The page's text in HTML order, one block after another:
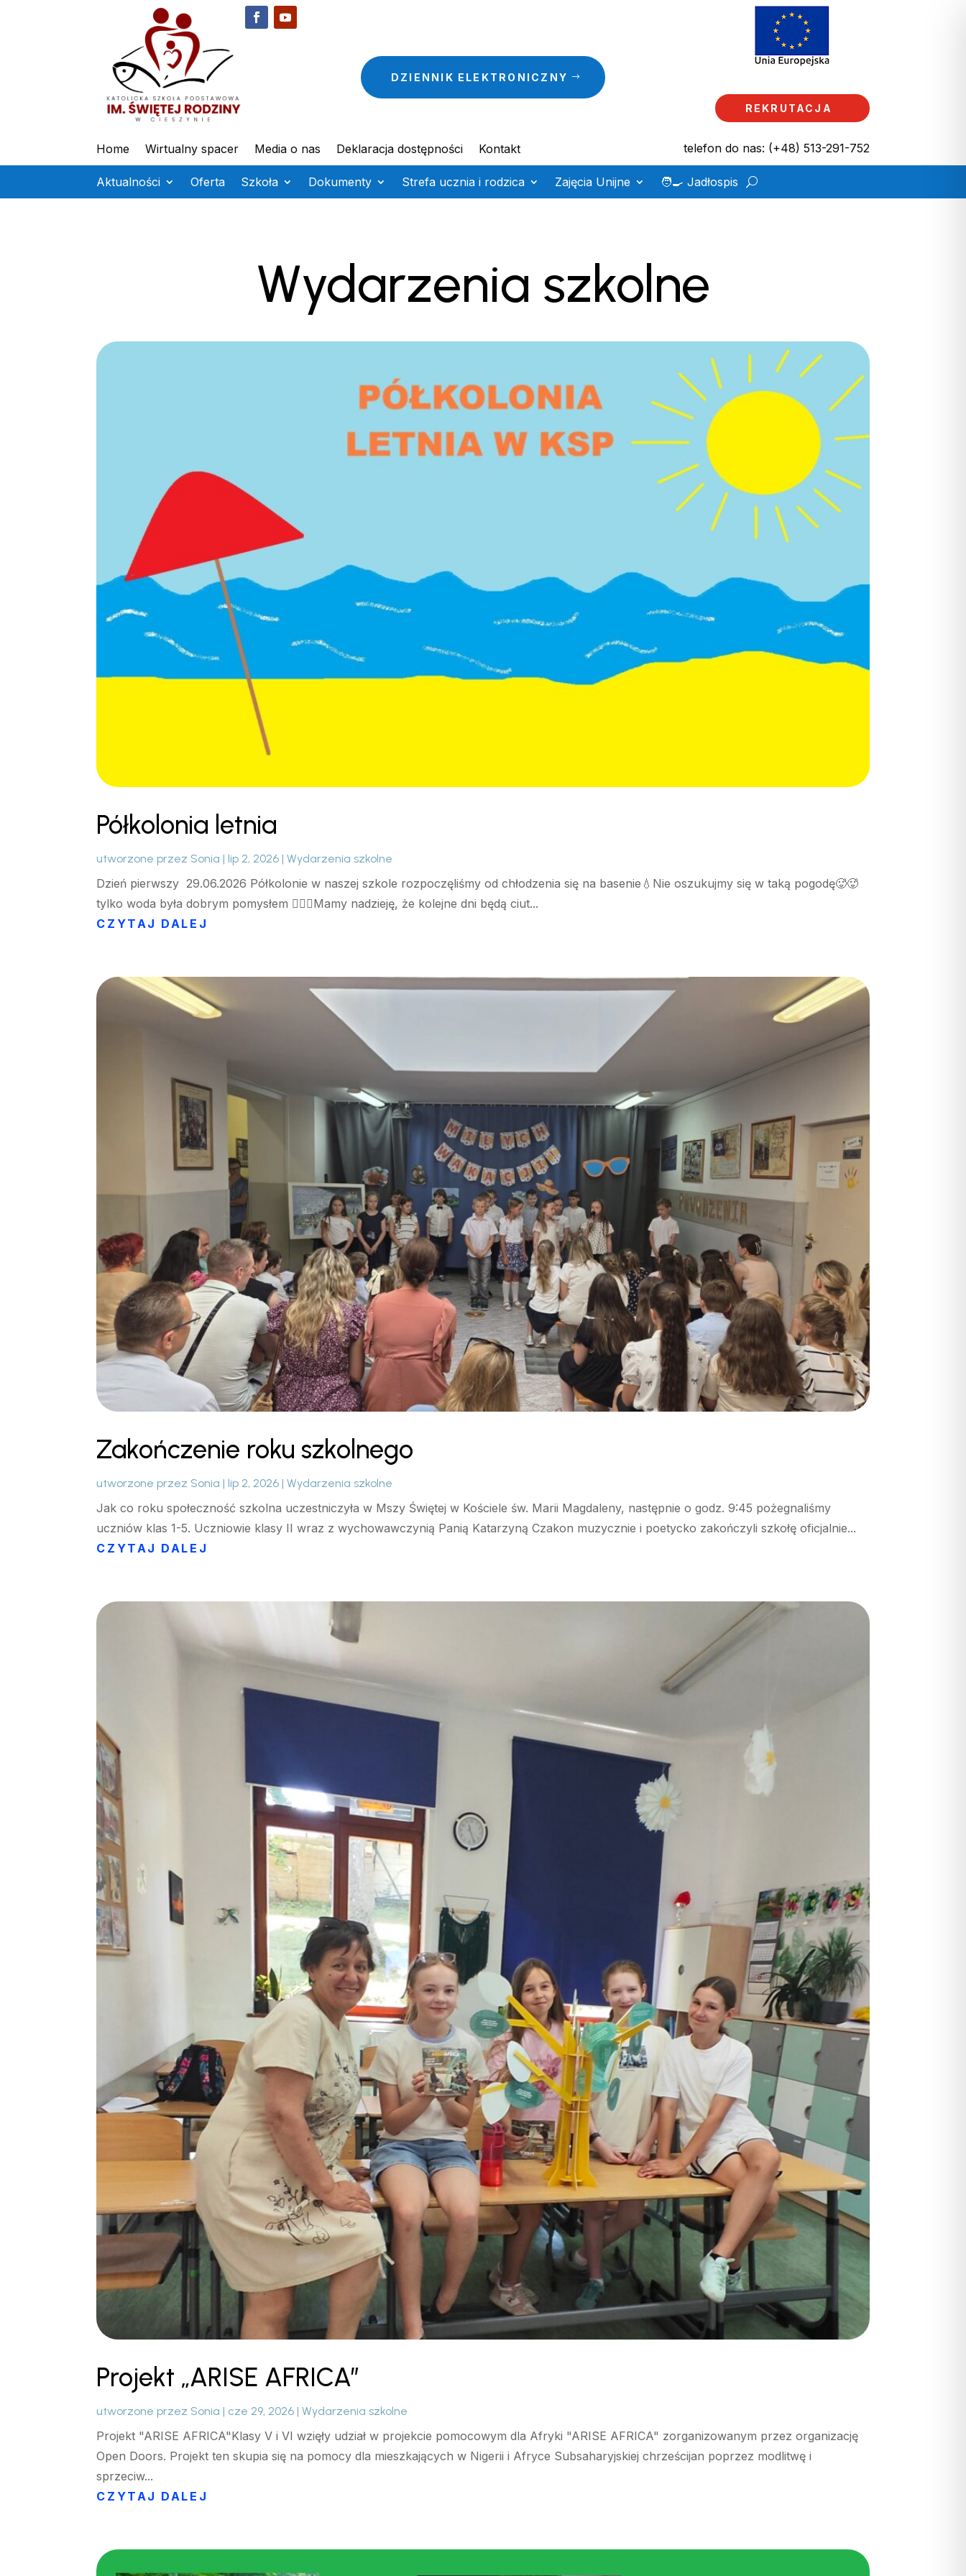
DZIENNIK ELEKTRONICZNY
REKRUTACJA
Home Wirtualny spacer Media o nas Deklaracja dostępności Kontakt telefon do nas: (+48) 513-291-752
Aktualności Oferta Szkoła Dokumenty Strefa ucznia i rodzica Zajęcia Unijne 🧑‍🍳 Jadłospis
Wydarzenia szkolne
Półkolonia letnia
utworzone przez Sonia | lip 2, 2026 |Wydarzenia szkolne
Dzień pierwszy 29.06.2026 Półkolonie w naszej szkole rozpoczęliśmy od chłodzenia się na basenie💧Nie oszukujmy się w taką pogodę🥵🥵
tylko woda była dobrym pomysłem 🏊‍♀️🤽Mamy nadzieję, że kolejne dni będą ciut...
CZYTAJ DALEJ
Zakończenie roku szkolnego
utworzone przez Sonia | lip 2, 2026 |Wydarzenia szkolne
Jak co roku społeczność szkolna uczestniczyła w Mszy Świętej w Kościele św. Marii Magdaleny, następnie o godz. 9:45 pożegnaliśmy
uczniów klas 1-5. Uczniowie klasy II wraz z wychowawczynią Panią Katarzyną Czakon muzycznie i poetycko zakończyli szkołę oficjalnie...
CZYTAJ DALEJ
Projekt „ARISE AFRICA”
utworzone przez Sonia | cze 29, 2026 |Wydarzenia szkolne
Projekt "ARISE AFRICA"Klasy V i VI wzięły udział w projekcie pomocowym dla Afryki "ARISE AFRICA" zorganizowanym przez organizację
Open Doors. Projekt ten skupia się na pomocy dla mieszkających w Nigerii i Afryce Subsaharyjskiej chrześcijan poprzez modlitwę i
sprzeciw...
CZYTAJ DALEJ